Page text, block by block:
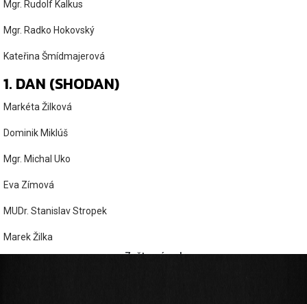
Mgr. Rudolf Kalkus
Mgr. Radko Hokovský
Kateřina Šmídmajerová
1. DAN (SHODAN)
Markéta Žilková
Dominik Miklúš
Mgr. Michal Uko
Eva Zímová
MUDr. Stanislav Stropek
Marek Žilka
Zpět na úvod